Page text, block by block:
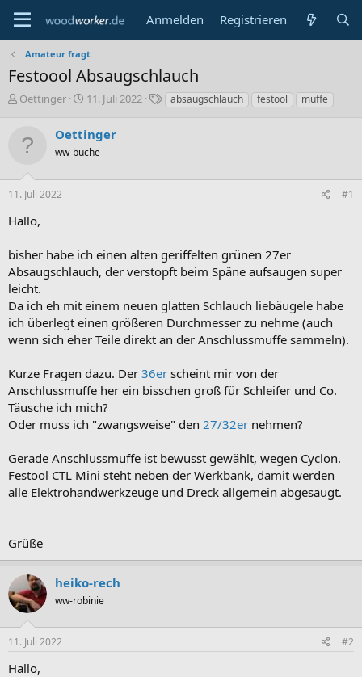
Anmelden Registrieren
Amateur fragt
Festoool Absaugschlauch
E
t
l
e
Oettinger
E
s
t
e
l
11. Juli 2022
S
w
absaugschlauch festool muffe
Oettinger
ww-buche
11. Juli 2022 #1
Hallo,
bisher habe ich einen alten geriffelten grünen 27er
Absaugschlauch, der verstopft beim Späne aufsaugen super
leicht.
Da ich eh mit einem neuen glatten Schlauch liebäugele habe
ich überlegt einen größeren Durchmesser zu nehme (auch
wenn sich eher Teile direkt an der Anschlussmuffe sammeln).
Kurze Fragen dazu. Der 36er scheint mir von der
Anschlussmuffe her ein bisschen groß für Schleifer und Co.
Täusche ich mich?
Oder muss ich "zwangsweise" den 27/32er nehmen?
Gerade Anschlussmuffe ist bewusst gewählt, wegen Cyclon.
Festool CTL Mini steht neben der Werkbank, damit werden
alle Elektrohandwerkzeuge und Dreck allgemein abgesaugt.
Grüße
heiko-rech
ww-robinie
11. Juli 2022 #2
Hallo,